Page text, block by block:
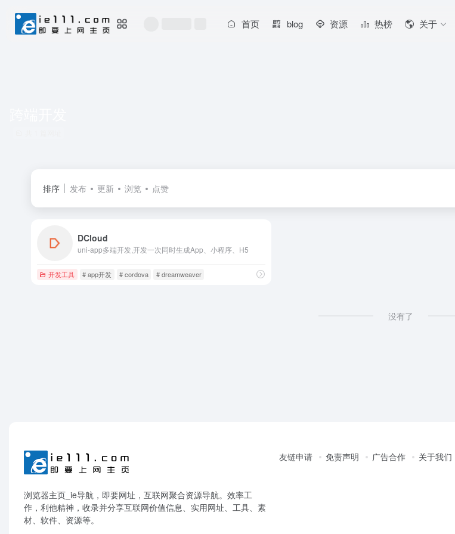
首页 blog 资源 热榜 关于
排序 发布 更新 浏览 点赞
DCloud
uni-app多端开发,开发一次同时生成App、小程序、H5
开发工具 # app开发 # cordova # dreamweaver
没有了
浏览器主页_ie导航，即要网址，互联网聚合资源导航。效率工
作，利他精神，收录并分享互联网价值信息、实用网址、工具、素
材、软件、资源等。
友链申请 免责声明 广告合作 关于我们